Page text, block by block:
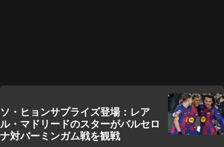
ソ・ヒョンサプライズ登場：レア
ル・マドリードのスターがバルセロ
ナ対バーミンガム戦を観戦